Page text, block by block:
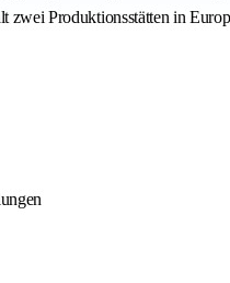
Produktionsstätten in